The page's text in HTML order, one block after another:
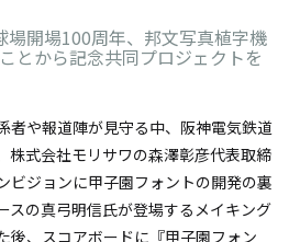
開場100周年、邦⽂写真植字機
とから記念共同プロジェクトを
者や報道陣が見守る中、阪神電気鉄道
株式会社モリサワの森澤彰彦代表取締
ビジョンに甲子園フォントの開発の裏
スの真弓明信氏が登場するメイキング
後、スコアボードに『甲子園フォン